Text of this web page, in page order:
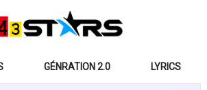
GÉNRATION 2.0 LYRICS